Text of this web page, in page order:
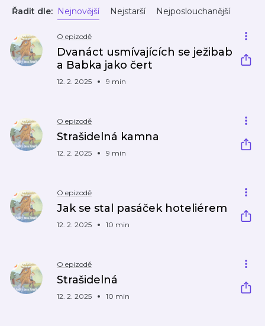
Řadit dle: Nejnovější Nejstarší Nejposlouchanější
O epizodě
Dvanáct usmívajících se ježibab
a Babka jako čert
12. 2. 2025 9 min
O epizodě
Strašidelná kamna
12. 2. 2025 9 min
O epizodě
Jak se stal pasáček hoteliérem
12. 2. 2025 10 min
O epizodě
Strašidelná
12. 2. 2025 10 min